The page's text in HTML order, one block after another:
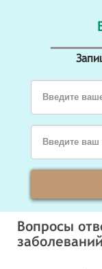
Введите
Введите ваш
Вопросы
заболеваний